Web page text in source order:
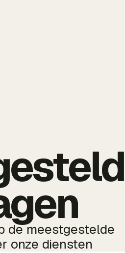
de meestgestelde
onze diensten